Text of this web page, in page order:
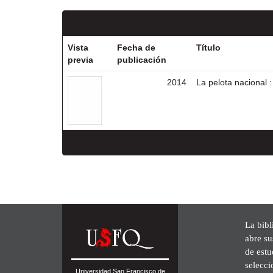
Vista
previa
Fecha de
publicación
Título
2014 La pelota nacional :
Universidad San Francisco de
La
abre
de